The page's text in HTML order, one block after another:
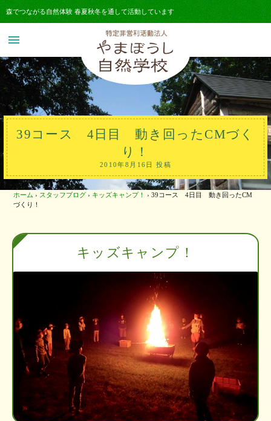
森でつながる自然体験 春夏秋冬を通して活動しています
menu
39コース 4日目 動き回ったCMづく
り！
2010年8月16日 投稿
ホーム › スタッフブログ › キッズキャンプ！ › 39コース 4日目 動き回ったCM
づくり！
キッズキャンプ！